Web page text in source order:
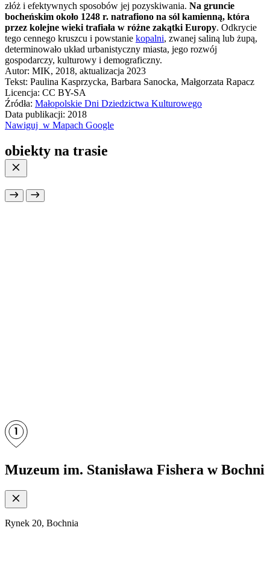
złóż i efektywnych sposobów jej pozyskiwania. Na gruncie
bocheńskim około 1248 r. natrafiono na sól kamienną, która
przez kolejne wieki trafiała w różne zakątki Europy. Odkrycie
tego cennego kruszcu i powstanie kopalni, zwanej saliną lub żupą,
determinowało układ urbanistyczny miasta, jego rozwój
gospodarczy, kulturowy i demograficzny.
Autor: MIK, 2018, aktualizacja 2023
Tekst: Paulina Kasprzycka, Barbara Sanocka, Małgorzata Rapacz
Licencja: CC BY-SA
Źródła: Małopolskie Dni Dziedzictwa Kulturowego
Data publikacji: 2018
Nawiguj w Mapach Google
obiekty na trasie
1
Muzeum im. Stanisława Fishera w Bochni
Rynek 20, Bochnia